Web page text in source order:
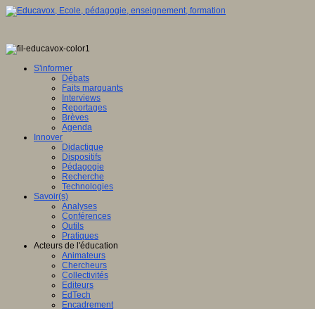
S'informer
Débats
Faits marquants
Interviews
Reportages
Brèves
Agenda
Innover
Didactique
Dispositifs
Pédagogie
Recherche
Technologies
Savoir(s)
Analyses
Conférences
Outils
Pratiques
Acteurs de l'éducation
Animateurs
Chercheurs
Collectivités
Editeurs
EdTech
Encadrement